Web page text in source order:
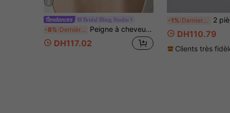
Bridal Bling Studio
-8% Dernières 6 heures Peigne à cheveux latéral en fil d'argent avec perle rayonnante et cristal marquise, accessoires de cheveux de mariée pour mariée, mariage, enterrement de vie de jeune fille
DH117.02
-1% Derniers 2 jours 2 pièces Élégants nœuds de cheveux en perles pour
DH110.79
Clients très